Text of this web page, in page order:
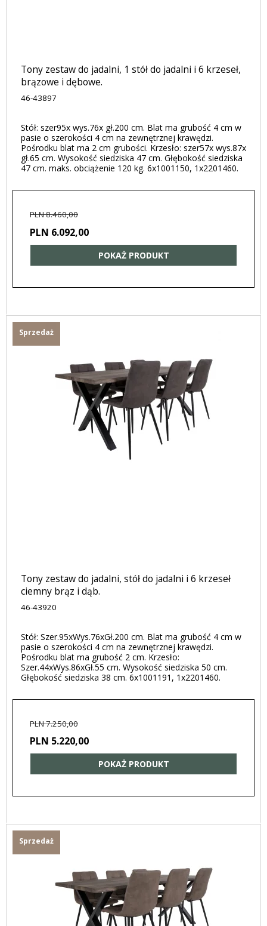
Tony zestaw do jadalni, 1 stół do jadalni i 6 krzeseł,
brązowe i dębowe.
46-43897
Stół: szer95x wys.76x gł.200 cm. Blat ma grubość 4 cm w
pasie o szerokości 4 cm na zewnętrznej krawędzi.
Pośrodku blat ma 2 cm grubości. Krzesło: szer57x wys.87x
gł.65 cm. Wysokość siedziska 47 cm. Głębokość siedziska
47 cm. maks. obciążenie 120 kg. 6x1001150, 1x2201460.
PLN 8.460,00
PLN 6.092,00
POKAŻ PRODUKT
Sprzedaż
Tony zestaw do jadalni, stół do jadalni i 6 krzeseł
ciemny brąz i dąb.
46-43920
Stół: Szer.95xWys.76xGł.200 cm. Blat ma grubość 4 cm w
pasie o szerokości 4 cm na zewnętrznej krawędzi.
Pośrodku blat ma grubość 2 cm. Krzesło:
Szer.44xWys.86xGł.55 cm. Wysokość siedziska 50 cm.
Głębokość siedziska 38 cm. 6x1001191, 1x2201460.
PLN 7.250,00
PLN 5.220,00
POKAŻ PRODUKT
Sprzedaż